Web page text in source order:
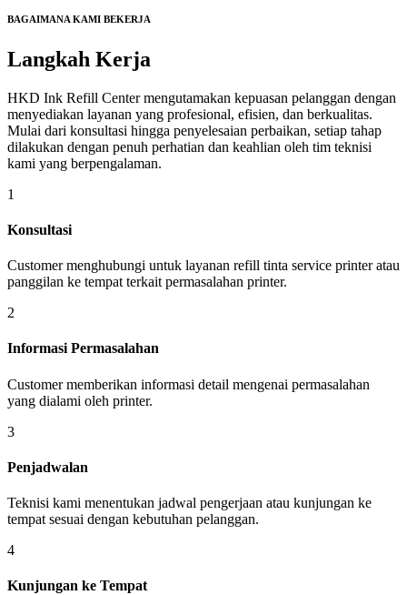
BAGAIMANA KAMI BEKERJA
Langkah Kerja
HKD Ink Refill Center mengutamakan kepuasan pelanggan dengan
menyediakan layanan yang profesional, efisien, dan berkualitas.
Mulai dari konsultasi hingga penyelesaian perbaikan, setiap tahap
dilakukan dengan penuh perhatian dan keahlian oleh tim teknisi
kami yang berpengalaman.
1
Konsultasi
Customer menghubungi untuk layanan refill tinta service printer atau
panggilan ke tempat terkait permasalahan printer.
2
Informasi Permasalahan
Customer memberikan informasi detail mengenai permasalahan
yang dialami oleh printer.
3
Penjadwalan
Teknisi kami menentukan jadwal pengerjaan atau kunjungan ke
tempat sesuai dengan kebutuhan pelanggan.
4
Kunjungan ke Tempat